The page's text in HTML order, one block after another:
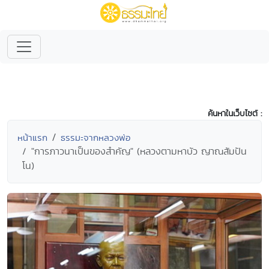
ค้นหาในเว็บไซต์ :
หน้าแรก ธรรมะจากหลวงพ่อ
"การภาวนาเป็นของสำคัญ" (หลวงตามหาบัว ญาณสัมปัน
โน)